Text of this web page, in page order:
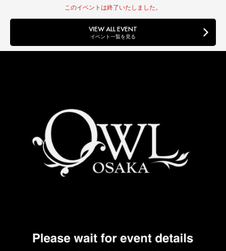
このイベントは終了いたしました。
VIEW ALL EVENT
イベント一覧を見る